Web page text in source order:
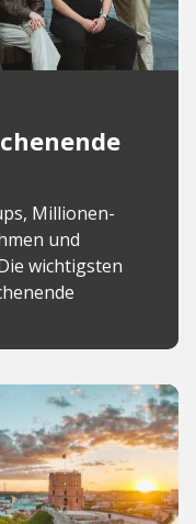
Millionen-
und
wichtigsten